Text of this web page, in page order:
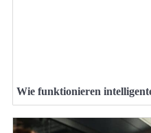
Wie funktionieren